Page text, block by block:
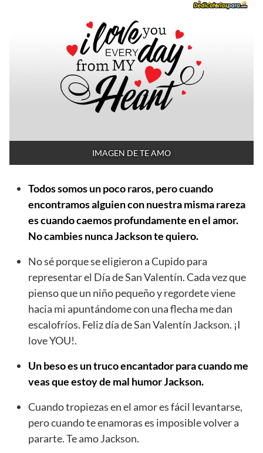
IMAGEN DE TE AMO
Todos somos un poco raros, pero cuando
encontramos alguien con nuestra misma rareza
es cuando caemos profundamente en el amor.
No cambies nunca Jackson te quiero.
No sé porque se eligieron a Cupido para
representar el Día de San Valentín. Cada vez que
pienso que un niño pequeño y regordete viene
hacia mi apuntándome con una flecha me dan
escalofríos. Feliz día de San Valentín Jackson. ¡I
love YOU!.
Un beso es un truco encantador para cuando me
veas que estoy de mal humor Jackson.
Cuando tropiezas en el amor es fácil levantarse,
pero cuando te enamoras es imposible volver a
pararte. Te amo Jackson.